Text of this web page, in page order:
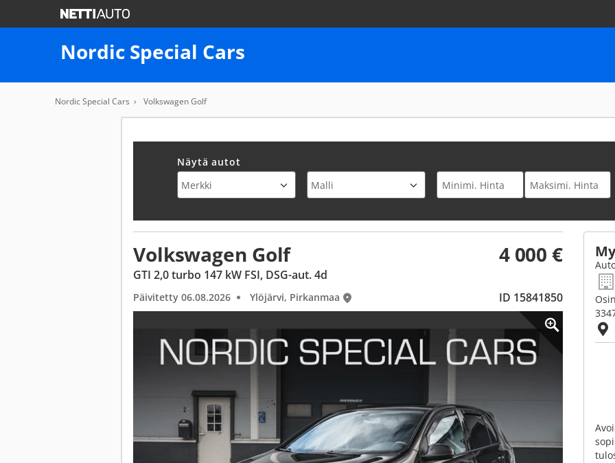
Nordic Special Cars
Nordic Special Cars Volkswagen Golf
Näytä autot
Volkswagen Golf 4 000 €
GTI 2,0 turbo 147 kW FSI, DSG-aut. 4d
Päivitetty 06.08.2026 Ylöjärvi, Pirkanmaa ID 15841850